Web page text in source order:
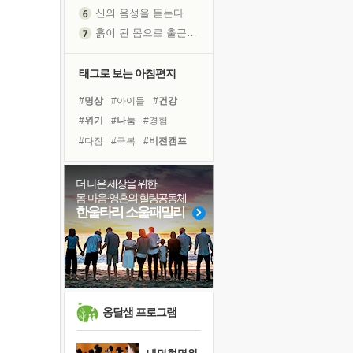
극과 극의 양 끝단
아픈 아버지를 위한 공간 설계
슬럼프
보고 싶은 어머니
유년 시절의 부산 영도 바다
못된 꼰대들
희망이란
'모른다'는 것
귀를 열고 마음을 내어주고
태그로 보는 아침편지
#명상 #아이들
#건강
#위기
#나눔
#경험
#다짐
#극복
#비전캠프
#독서캠프
#선택
#바이러스
#링컨학교
#사람
#면역력
#리더
#독서
#계획
#희망
#힐링
#친구
더 나은 세상을 위한
몸·마음·영혼의 힐링공동체
한울타리 소울패밀리
옹달샘 프로그램